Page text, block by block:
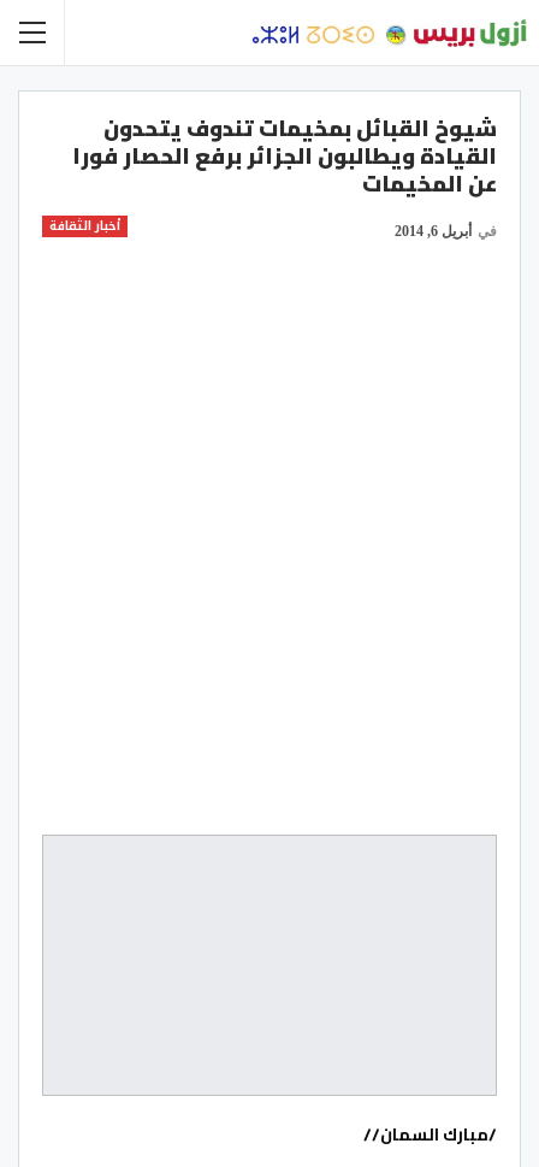
شيوخ القبائل بمخيمات تندوف يتحدون
القيادة ويطالبون الجزائر برفع الحصار فورا
عن المخيمات
أخبار الثقافة في أبريل 6, 2014
/مبارك السمان//